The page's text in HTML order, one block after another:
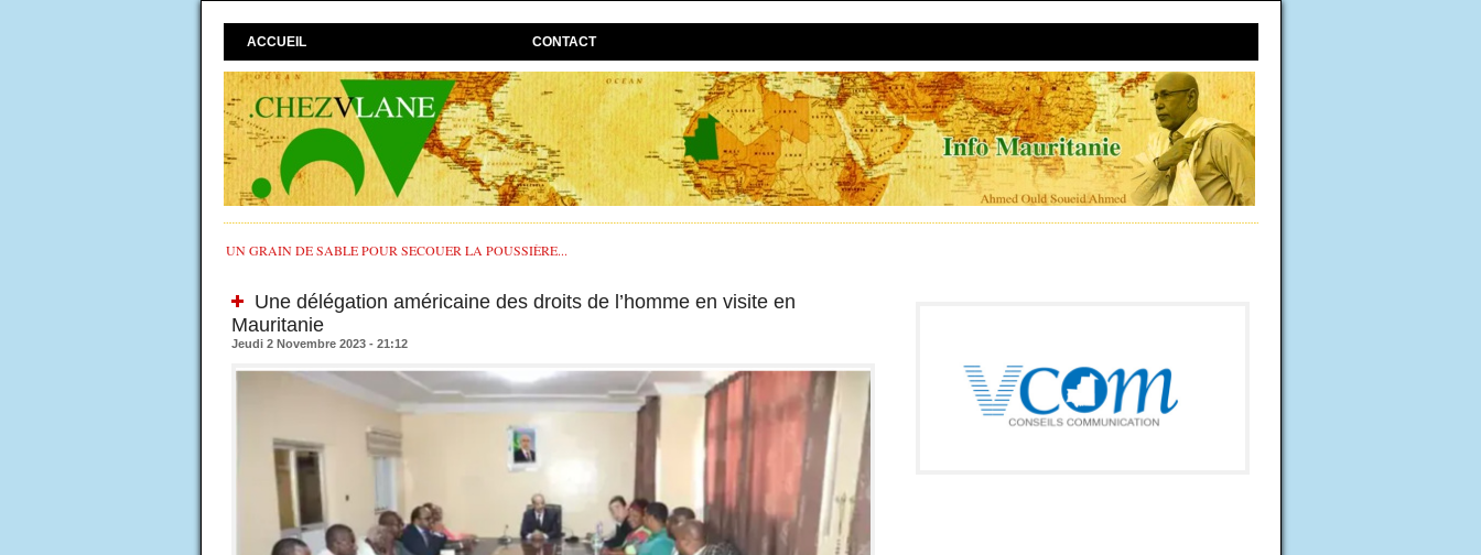
ACCUEIL CONTACT
UN GRAIN DE SABLE POUR SECOUER LA POUSSIÈRE...
Une délégation américaine des droits de l’homme en visite en
Mauritanie
Jeudi 2 Novembre 2023 - 21:12